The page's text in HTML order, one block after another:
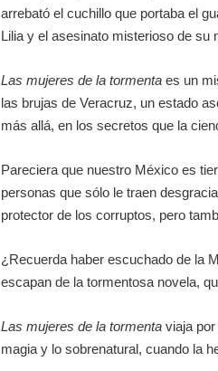
arrebató el cuchillo que portaba el
Lilia y el asesinato misterioso de su
Las mujeres de la tormenta es un
las brujas de Veracruz, un estado
más allá, en los secretos que la
Pareciera que nuestro México es
personas que sólo le traen
protector de los corruptos, pero
¿Recuerda haber escuchado de la
escapan de la tormentosa novela,
Las mujeres de la tormenta viaja
magia y lo sobrenatural, cuando la